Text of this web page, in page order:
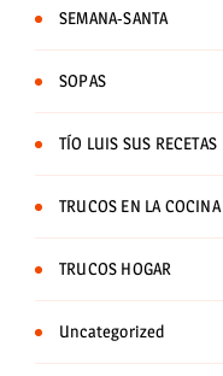
SEMANA-SANTA
SOPAS
TÍO LUIS SUS RECETAS
TRUCOS EN LA COCINA
TRUCOS HOGAR
Uncategorized